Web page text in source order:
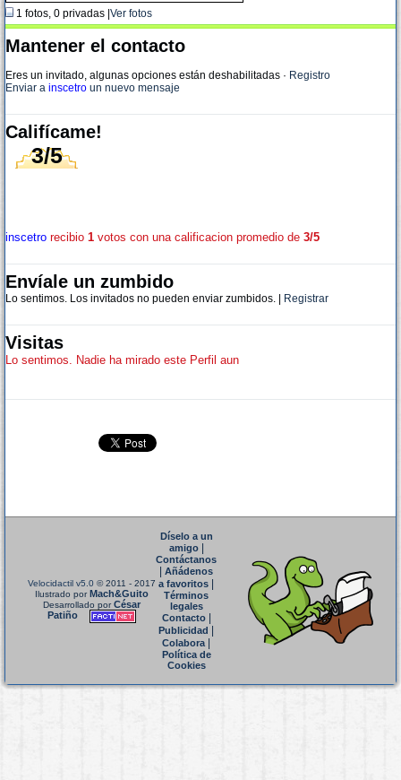
1 fotos, 0 privadas | Ver fotos
Mantener el contacto
Eres un invitado, algunas opciones están deshabilitadas · Registro
Enviar a inscetro un nuevo mensaje
Califícame!
3/5
inscetro recibio 1 votos con una calificacion promedio de 3/5
Envíale un zumbido
Lo sentimos. Los invitados no pueden enviar zumbidos. | Registrar
Visitas
Lo sentimos. Nadie ha mirado este Perfil aun
Velocidactil v5.0 © 2011 - 2017
Ilustrado porMach&Guito
Desarrollado porCésar
Patiño
Díselo a un
amigo|
Contáctanos
Añádenos
a favoritos
Términos
legales
Contacto|
Publicidad
Colabora|
Política de
Cookies